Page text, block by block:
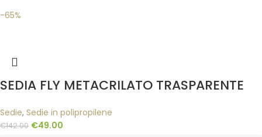
-65%
SEDIA FLY METACRILATO TRASPARENTE
Sedie, Sedie in polipropilene
€142.00 €49.00